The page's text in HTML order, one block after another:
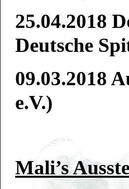
25.04.2018
Deutsche
09.03.2018
e.V.)
Mali’s